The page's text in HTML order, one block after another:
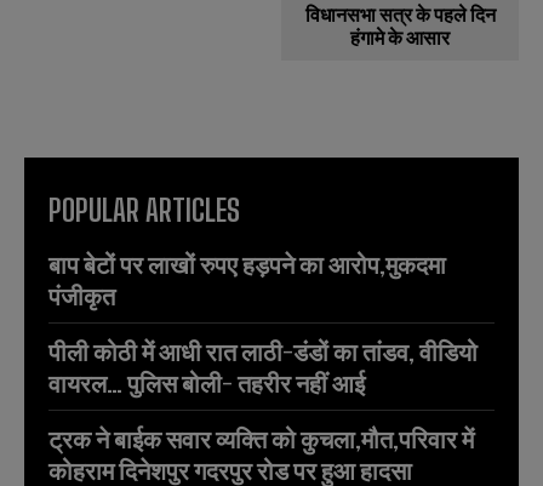
विधानसभा सत्र के पहले दिन
हंगामे के आसार
POPULAR ARTICLES
बाप बेटों पर लाखों रुपए हड़पने का आरोप,मुकदमा
पंजीकृत
पीली कोठी में आधी रात लाठी-डंडों का तांडव, वीडियो
वायरल… पुलिस बोली- तहरीर नहीं आई
ट्रक ने बाईक सवार व्यक्ति को कुचला,मौत,परिवार में
कोहराम दिनेशपुर गदरपुर रोड पर हुआ हादसा